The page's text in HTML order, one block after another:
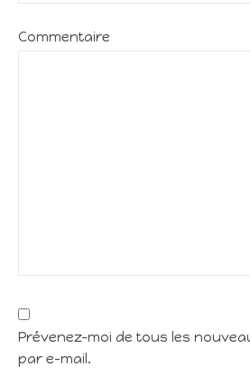
Commentaire
Prévenez-moi de tous les
par e-mail.